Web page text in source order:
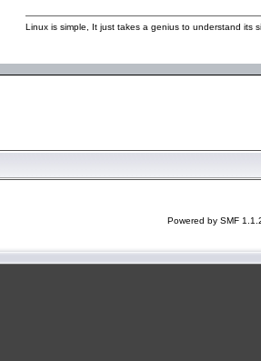
Linux is simple, It just takes a genius to understand its
Powered by SMF